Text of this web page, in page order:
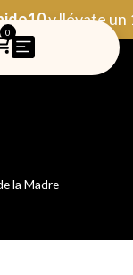
y llévate un
0
la Madre